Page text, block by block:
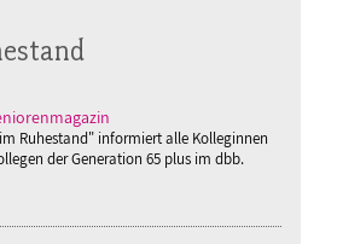
Ruhestand" informiert alle Kolleginnen
der Generation 65 plus im dbb.